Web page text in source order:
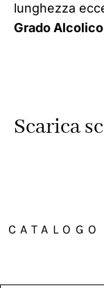
lunghezza
Grado
Scarica